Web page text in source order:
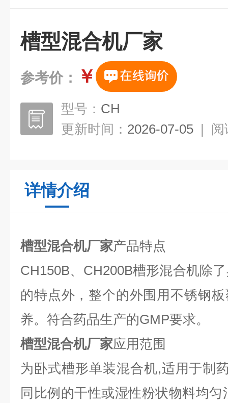
槽型混合机厂家
参考价： ￥
型号： CH
更新时间： 2026-07-05 | 阅
详情介绍
槽型混合机厂家产品特点
CH150B、CH200B槽形混合机除
的特点外，整个的外围用不锈钢
养。符合药品生产的GMP要求。
槽型混合机厂家应用范围
为卧式槽形单装混合机,适用于制
同比例的干性或湿性粉状物料均